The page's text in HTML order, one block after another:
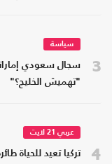
3
سياسة
سجال سعودي
"تهميش الخليج؟"
4
عربي 21 لايت
تركيا تعيد للحياة